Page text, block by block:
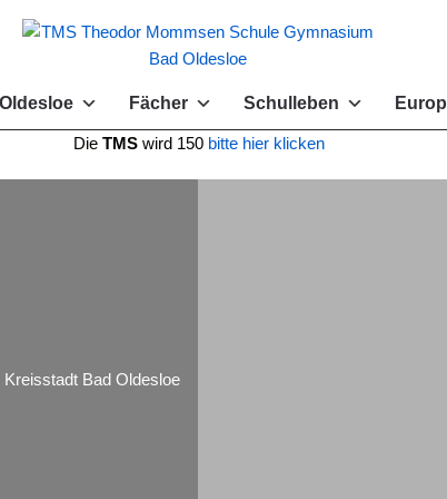
Fächer Schulleben
TMS wird 150 bitte hier klicken
Bad Oldesloe